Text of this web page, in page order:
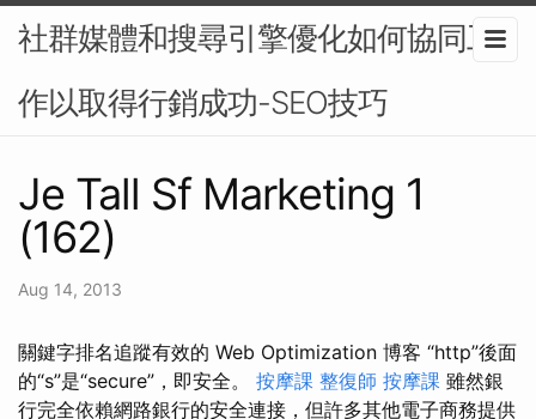
社群媒體和搜尋引擎優化如何協同工
作以取得行銷成功-SEO技巧
Je Tall Sf Marketing 1
(162)
Aug 14, 2013
關鍵字排名追蹤有效的 Web Optimization 博客 “http”後面
的“s”是“secure”，即安全。 按摩課 整復師 按摩課 雖然銀
行完全依賴網路銀行的安全連接，但許多其他電子商務提供